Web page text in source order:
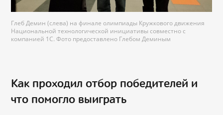
Глеб Демин (слева) на финале олимпиады Кружкового движения
Национальной технологической инициативы совместно с
компанией 1С. Фото предоставлено Глебом Деминым
Как проходил отбор победителей и
что помогло выиграть